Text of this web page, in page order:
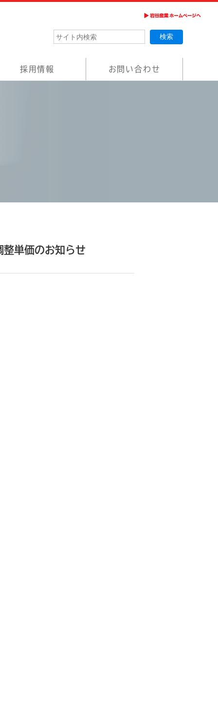
採用情報 お問い合わせ
単価のお知らせ